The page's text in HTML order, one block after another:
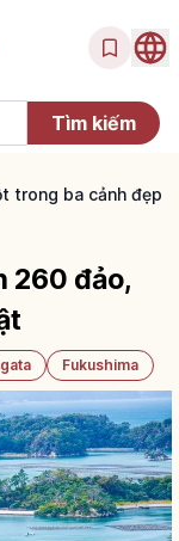
trong ba cảnh đẹp
260 đảo,
Fukushima